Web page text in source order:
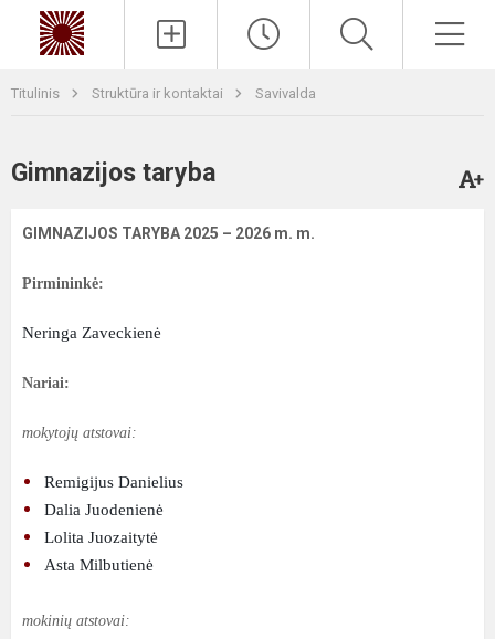
Titulinis Struktūra ir kontaktai Savivalda
Gimnazijos taryba
GIMNAZIJOS TARYBA 2025 – 2026 m. m.
Pirmininkė:
Neringa Zaveckienė
Nariai:
mokytojų atstovai:
Remigijus Danielius
Dalia Juodenienė
Lolita Juozaitytė
Asta Milbutienė
mokinių atstovai: